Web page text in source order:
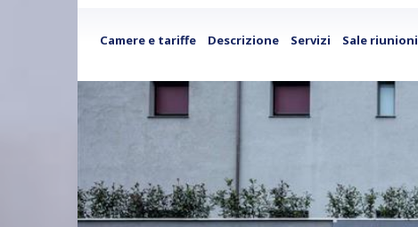
Camere e tariffe Descrizione Servizi Sale riunioni